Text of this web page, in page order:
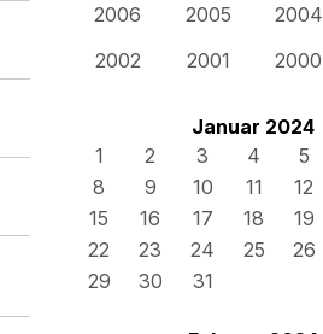
2006
2005 2004
2002
2001 2000
Januar 2024
1
2 3 4 5
8
9 10 11 12
15
16 17 18 19
22
23 24 25 26
29
30 31